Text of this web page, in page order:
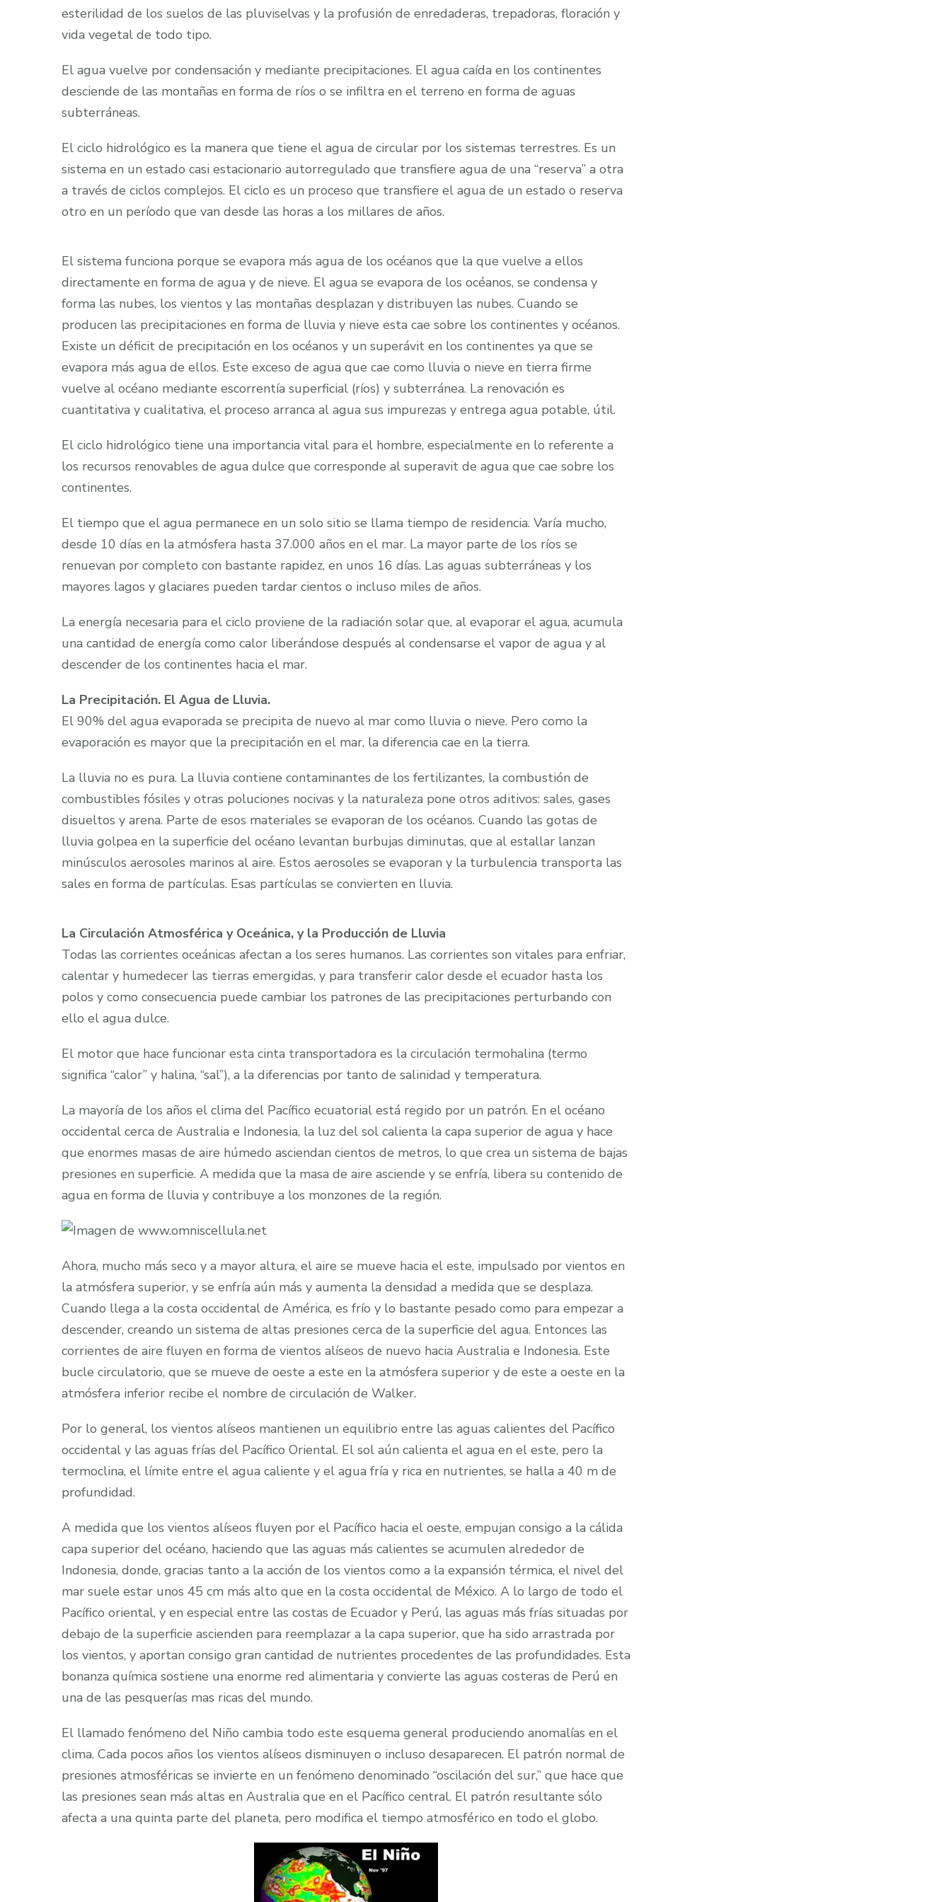
esterilidad de los suelos de las pluviselvas y la profusión de enredaderas, trepadoras, floración y
vida vegetal de todo tipo.
El agua vuelve por condensación y mediante precipitaciones. El agua caída en los continentes
desciende de las montañas en forma de ríos o se infiltra en el terreno en forma de aguas
subterráneas.
El ciclo hidrológico es la manera que tiene el agua de circular por los sistemas terrestres. Es un
sistema en un estado casi estacionario autorregulado que transfiere agua de una “reserva” a otra
a través de ciclos complejos. El ciclo es un proceso que transfiere el agua de un estado o reserva
otro en un período que van desde las horas a los millares de años.
El sistema funciona porque se evapora más agua de los océanos que la que vuelve a ellos
directamente en forma de agua y de nieve. El agua se evapora de los océanos, se condensa y
forma las nubes, los vientos y las montañas desplazan y distribuyen las nubes. Cuando se
producen las precipitaciones en forma de lluvia y nieve esta cae sobre los continentes y océanos.
Existe un déficit de precipitación en los océanos y un superávit en los continentes ya que se
evapora más agua de ellos. Este exceso de agua que cae como lluvia o nieve en tierra firme
vuelve al océano mediante escorrentía superficial (ríos) y subterránea. La renovación es
cuantitativa y cualitativa, el proceso arranca al agua sus impurezas y entrega agua potable, útil.
El ciclo hidrológico tiene una importancia vital para el hombre, especialmente en lo referente a
los recursos renovables de agua dulce que corresponde al superavit de agua que cae sobre los
continentes.
El tiempo que el agua permanece en un solo sitio se llama tiempo de residencia. Varía mucho,
desde 10 días en la atmósfera hasta 37.000 años en el mar. La mayor parte de los ríos se
renuevan por completo con bastante rapidez, en unos 16 días. Las aguas subterráneas y los
mayores lagos y glaciares pueden tardar cientos o incluso miles de años.
La energía necesaria para el ciclo proviene de la radiación solar que, al evaporar el agua, acumula
una cantidad de energía como calor liberándose después al condensarse el vapor de agua y al
descender de los continentes hacia el mar.
La Precipitación. El Agua de Lluvia.
El 90% del agua evaporada se precipita de nuevo al mar como lluvia o nieve. Pero como la
evaporación es mayor que la precipitación en el mar, la diferencia cae en la tierra.
La lluvia no es pura. La lluvia contiene contaminantes de los fertilizantes, la combustión de
combustibles fósiles y otras poluciones nocivas y la naturaleza pone otros aditivos: sales, gases
disueltos y arena. Parte de esos materiales se evaporan de los océanos. Cuando las gotas de
lluvia golpea en la superficie del océano levantan burbujas diminutas, que al estallar lanzan
minúsculos aerosoles marinos al aire. Estos aerosoles se evaporan y la turbulencia transporta las
sales en forma de partículas. Esas partículas se convierten en lluvia.
La Circulación Atmosférica y Oceánica, y la Producción de Lluvia
Todas las corrientes oceánicas afectan a los seres humanos. Las corrientes son vitales para enfriar,
calentar y humedecer las tierras emergidas, y para transferir calor desde el ecuador hasta los
polos y como consecuencia puede cambiar los patrones de las precipitaciones perturbando con
ello el agua dulce.
El motor que hace funcionar esta cinta transportadora es la circulación termohalina (termo
significa “calor” y halina, “sal”), a la diferencias por tanto de salinidad y temperatura.
La mayoría de los años el clima del Pacífico ecuatorial está regido por un patrón. En el océano
occidental cerca de Australia e Indonesia, la luz del sol calienta la capa superior de agua y hace
que enormes masas de aire húmedo asciendan cientos de metros, lo que crea un sistema de bajas
presiones en superficie. A medida que la masa de aire asciende y se enfría, libera su contenido de
agua en forma de lluvia y contribuye a los monzones de la región.
Ahora, mucho más seco y a mayor altura, el aire se mueve hacia el este, impulsado por vientos en
la atmósfera superior, y se enfría aún más y aumenta la densidad a medida que se desplaza.
Cuando llega a la costa occidental de América, es frío y lo bastante pesado como para empezar a
descender, creando un sistema de altas presiones cerca de la superficie del agua. Entonces las
corrientes de aire fluyen en forma de vientos alíseos de nuevo hacia Australia e Indonesia. Este
bucle circulatorio, que se mueve de oeste a este en la atmósfera superior y de este a oeste en la
atmósfera inferior recibe el nombre de circulación de Walker.
Por lo general, los vientos alíseos mantienen un equilibrio entre las aguas calientes del Pacífico
occidental y las aguas frías del Pacífico Oriental. El sol aún calienta el agua en el este, pero la
termoclina, el límite entre el agua caliente y el agua fría y rica en nutrientes, se halla a 40 m de
profundidad.
A medida que los vientos alíseos fluyen por el Pacífico hacia el oeste, empujan consigo a la cálida
capa superior del océano, haciendo que las aguas más calientes se acumulen alrededor de
Indonesia, donde, gracias tanto a la acción de los vientos como a la expansión térmica, el nivel del
mar suele estar unos 45 cm más alto que en la costa occidental de México. A lo largo de todo el
Pacífico oriental, y en especial entre las costas de Ecuador y Perú, las aguas más frías situadas por
debajo de la superficie ascienden para reemplazar a la capa superior, que ha sido arrastrada por
los vientos, y aportan consigo gran cantidad de nutrientes procedentes de las profundidades. Esta
bonanza química sostiene una enorme red alimentaria y convierte las aguas costeras de Perú en
una de las pesquerías mas ricas del mundo.
El llamado fenómeno del Niño cambia todo este esquema general produciendo anomalías en el
clima. Cada pocos años los vientos alíseos disminuyen o incluso desaparecen. El patrón normal de
presiones atmosféricas se invierte en un fenómeno denominado “oscilación del sur,” que hace que
las presiones sean más altas en Australia que en el Pacífico central. El patrón resultante sólo
afecta a una quinta parte del planeta, pero modifica el tiempo atmosférico en todo el globo.